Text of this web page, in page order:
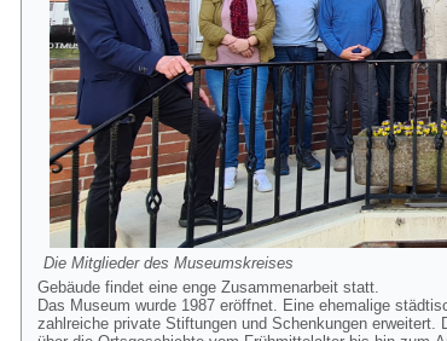
Die Mitglieder des Museumskreises
Gebäude findet eine enge Zusammenarbeit statt.
Das Museum wurde 1987 eröffnet. Eine ehemalige
zahlreiche private Stiftungen und Schenkungen erweitert.